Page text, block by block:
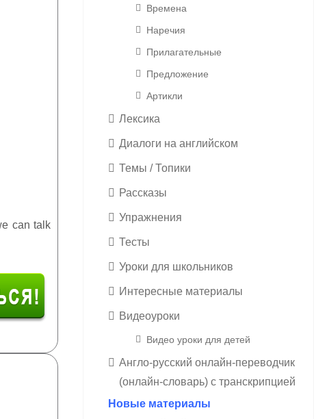
can talk
Времена
Наречия
Прилагательные
Предложение
Артикли
Лексика
Диалоги на английском
Темы / Топики
Рассказы
Упражнения
Тесты
Уроки для школьников
Интересные материалы
Видеоуроки
Видео уроки для детей
Англо-русский онлайн-переводчик
(онлайн-словарь) с транскрипцией
Новые материалы